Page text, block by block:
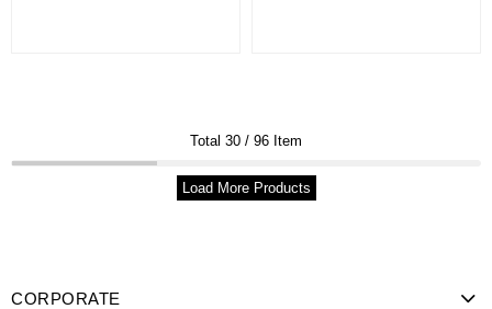
Total 30 / 96 Item
Load More Products
CORPORATE